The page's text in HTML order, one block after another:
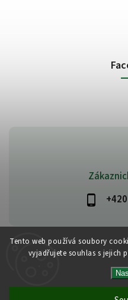
Tento web používá soubory
vyjadřujete souhlas s jejich
Copyright 2026
|